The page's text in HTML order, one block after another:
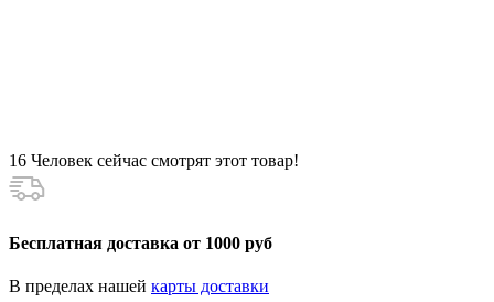
16 Человек сейчас смотрят этот товар!
Бесплатная доставка от 1000 руб
В пределах нашей карты доставки